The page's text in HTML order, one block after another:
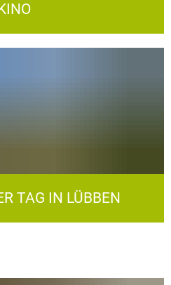
TAG IN LÜBBEN